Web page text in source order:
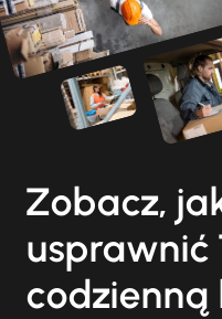
Zobacz,
usprawnić
codzienną